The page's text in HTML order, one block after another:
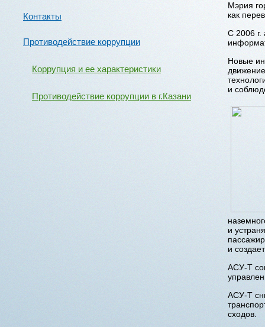
Мэрия
как
С 2006 г.
Новые
и
и
и
АСУ-Т
АСУ-Т
сходов.
Контакты
Противодействие коррупции
Коррупция и ее характеристики
Противодействие коррупции в г.Казани